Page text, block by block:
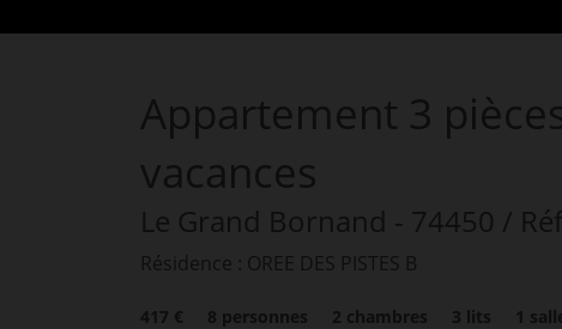
Appartement 3
vacances
Le Grand Bornand - 74450 /
Résidence : OREE DES PISTES B
417 € 8 personnes 2 chambres 3 lits 1